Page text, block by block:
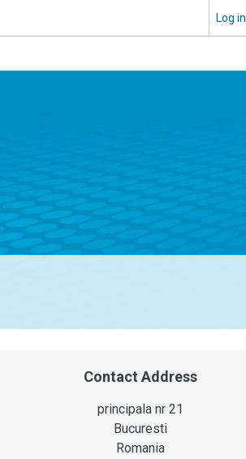
Log in
Contact Address
principala nr 21
Bucuresti
Romania